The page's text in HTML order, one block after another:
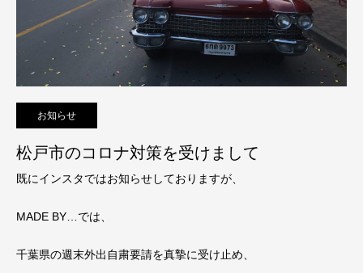
お知らせ
松戸市のコロナ対策を受けまして
既にインスタではお知らせしておりますが、
MADE BY…では、
千葉県の週末外出自粛要請を真摯に受け止め、